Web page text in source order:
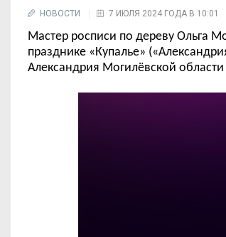
НОВОСТИ 7 ИЮЛЯ 2024 ГОДА В 10:01
Мастер росписи по дереву Ольга
празднике «Купалье»
Александрия Могилёвской